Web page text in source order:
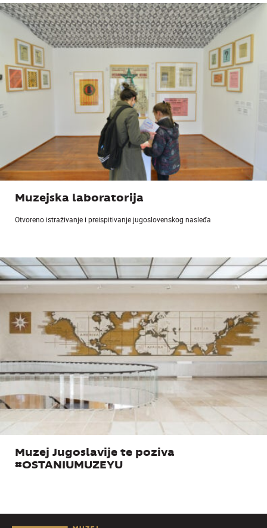
Muzejska laboratorija
Otvoreno istraživanje i preispitivanje jugoslovenskog nasleđa
Muzej Jugoslavije te poziva
#OSTANIUMUZEYU